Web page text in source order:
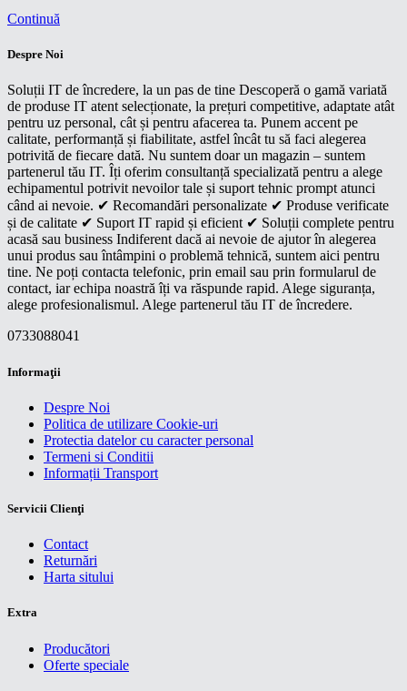
Continuă
Despre Noi
Soluții IT de încredere, la un pas de tine Descoperă o gamă variată
de produse IT atent selecționate, la prețuri competitive, adaptate atât
pentru uz personal, cât și pentru afacerea ta. Punem accent pe
calitate, performanță și fiabilitate, astfel încât tu să faci alegerea
potrivită de fiecare dată. Nu suntem doar un magazin – suntem
partenerul tău IT. Îți oferim consultanță specializată pentru a alege
echipamentul potrivit nevoilor tale și suport tehnic prompt atunci
când ai nevoie. ✔ Recomandări personalizate ✔ Produse verificate
și de calitate ✔ Suport IT rapid și eficient ✔ Soluții complete pentru
acasă sau business Indiferent dacă ai nevoie de ajutor în alegerea
unui produs sau întâmpini o problemă tehnică, suntem aici pentru
tine. Ne poți contacta telefonic, prin email sau prin formularul de
contact, iar echipa noastră îți va răspunde rapid. Alege siguranța,
alege profesionalismul. Alege partenerul tău IT de încredere.
0733088041
Informaţii
Despre Noi
Politica de utilizare Cookie-uri
Protectia datelor cu caracter personal
Termeni si Conditii
Informații Transport
Servicii Clienţi
Contact
Returnări
Harta sitului
Extra
Producători
Oferte speciale